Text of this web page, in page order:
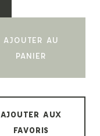
AJOUTER AU
PANIER
AJOUTER AUX
FAVORIS